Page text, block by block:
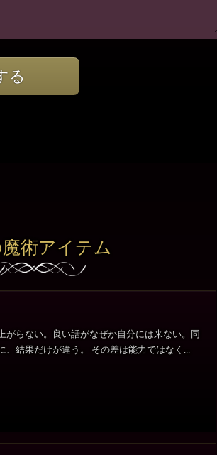
る
術アイテム
がらない。良い話がなぜか自分には来ない。同
、結果だけが違う。 その差は能力ではなく...